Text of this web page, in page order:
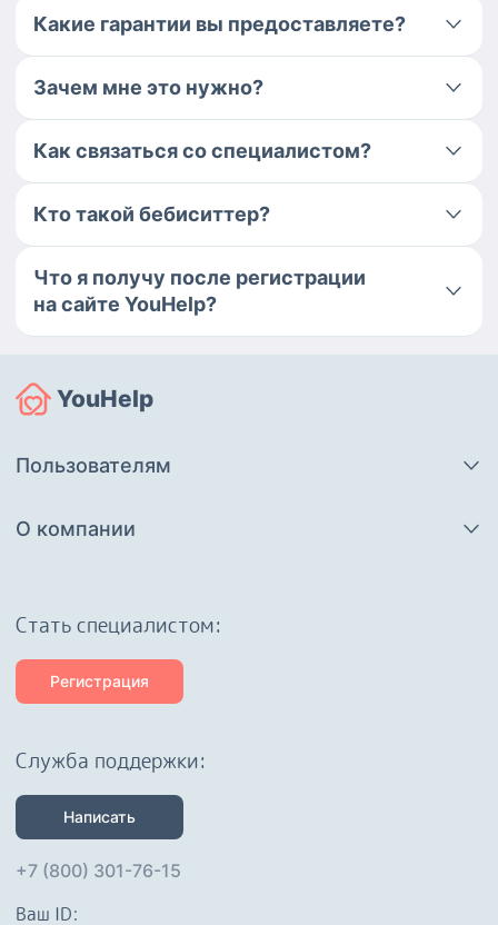
Какие гарантии вы предоставляете?
Зачем мне это нужно?
Как связаться со специалистом?
Кто такой бебиситтер?
Что я получу после регистрации
на сайте YouHelp?
YouHelp
Пользователям
О компании
Cтать специалистом:
Регистрация
Служба поддержки:
Написать
+7 (800) 301-76-15
Ваш ID: